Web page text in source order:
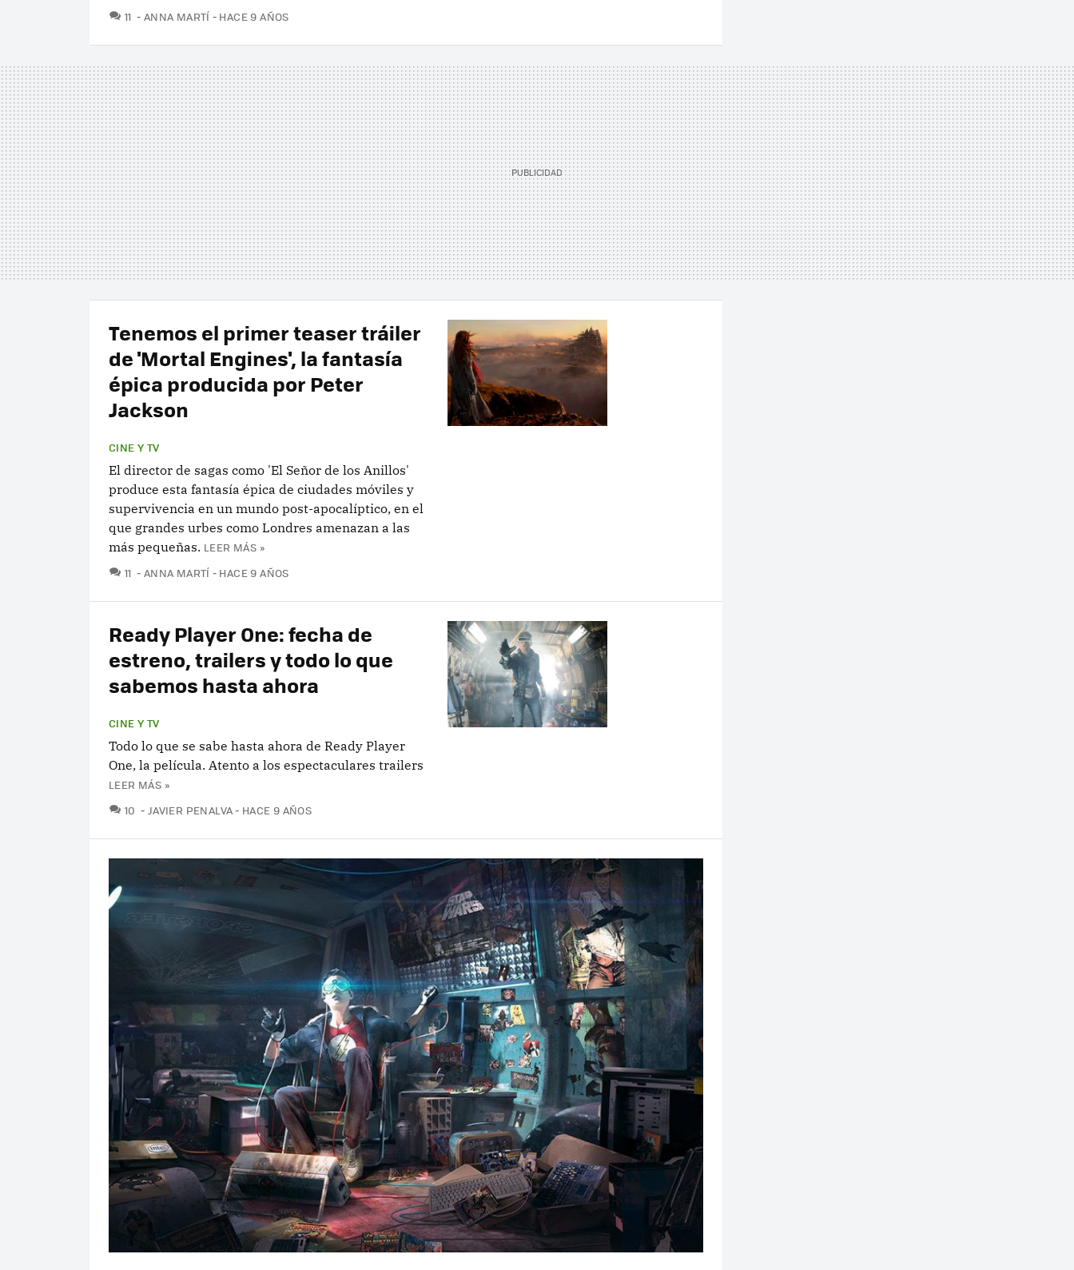
11 COMENTARIOS
ANNA MARTÍ HACE 9 AÑOS
Tenemos el primer teaser tráiler
de 'Mortal Engines', la fantasía
épica producida por Peter
Jackson
CINE Y TV
El director de sagas como 'El Señor de los Anillos'
produce esta fantasía épica de ciudades móviles y
supervivencia en un mundo post-apocalíptico, en el
que grandes urbes como Londres amenazan a las
más pequeñas. LEER MÁS »
11 COMENTARIOS
ANNA MARTÍ HACE 9 AÑOS
Ready Player One: fecha de
estreno, trailers y todo lo que
sabemos hasta ahora
CINE Y TV
Todo lo que se sabe hasta ahora de Ready Player
One, la película. Atento a los espectaculares trailers
LEER MÁS »
10 COMENTARIOS
JAVIER PENALVA HACE 9 AÑOS